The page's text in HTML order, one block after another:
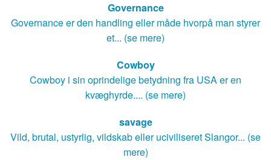
Governance
Governance er den handling eller måde hvorpå man styrer
et... (se mere)
Cowboy
Cowboy i sin oprindelige betydning fra USA er en
kvæghyrde.... (se mere)
savage
Vild, brutal, ustyrlig, vildskab eller uciviliseret Slangor... (se
mere)